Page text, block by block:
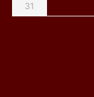
31